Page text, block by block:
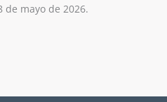
de mayo de 2026.